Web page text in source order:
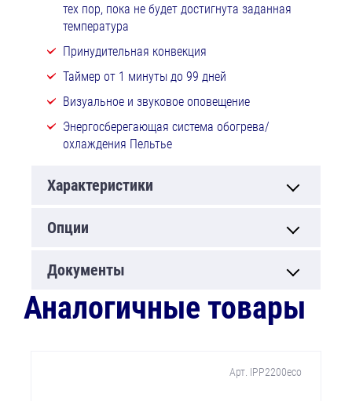
тех пор, пока не будет достигнута заданная
температура
Принудительная конвекция
Таймер от 1 минуты до 99 дней
Визуальное и звуковое оповещение
Энергосберегающая система обогрева/
охлаждения Пельтье
Характеристики
Опции
Документы
Аналогичные товары
Арт. IPP2200eco